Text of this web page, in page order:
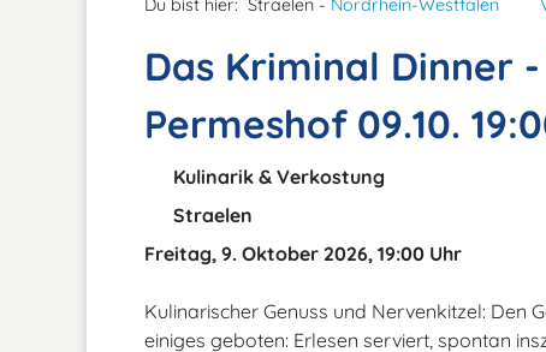
Du bist hier: Straelen - Nordrhein-Westfalen
Das Kriminal Dinner
Permeshof 09.10.
Kulinarik & Verkostung
Straelen
Freitag, 9. Oktober 2026, 19:00 Uhr
Kulinarischer Genuss und Nervenkitzel: Den
einiges geboten: Erlesen serviert, spontan